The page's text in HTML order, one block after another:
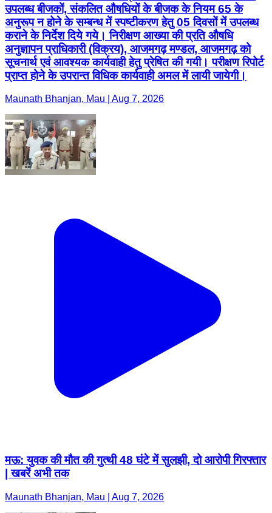
उपलब्ध बीजकों, संकलित औषधियों के बीजक के नियम 65 के
अनुरूप न होने के सम्बन्ध में स्पष्टीकरण हेतु 05 दिवसों में उपलब्ध
कराने के निर्देश दिये गये। निरीक्षण आख्या की प्रति औषधि
अनुज्ञापन प्राधिकारी (विक्रय), आजमगढ़ मण्डल, आजमगढ़ को
सूचनार्थ एवं आवश्यक कार्यवाही हेतु प्रेषित की गयी। परीक्षण रिपोर्ट
प्राप्त होने के उपरान्त विधिक कार्यवाही अमल में लायी जायेगी।
Maunath Bhanjan, Mau | Aug 7, 2026
मऊ: युवक की मौत की गुत्थी 48 घंटे में सुलझी, दो आरोपी गिरफ्तार
| खबरें अभी तक
Maunath Bhanjan, Mau | Aug 7, 2026